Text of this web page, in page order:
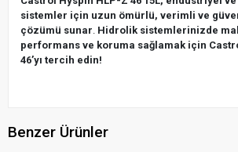
sistemler için uzun ömürlü, verimli ve
çözümü sunar. Hidrolik sistemlerinizde
performans ve koruma sağlamak için
46’yı tercih edin!
Benzer Ürünler